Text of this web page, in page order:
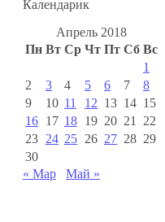
Календарик
Апрель 2018
Пн Вт Ср Чт Пт Сб Вс
1
2
3 4 5 6 7
8
9
10 11 12 13 14 15
16 17 18 19 20 21
22
23 24 25 26 27 28 29
30
« Мар
Май »